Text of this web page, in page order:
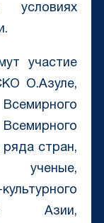
условиях
участие
О.Азуле,
ряда стран,
Азии,